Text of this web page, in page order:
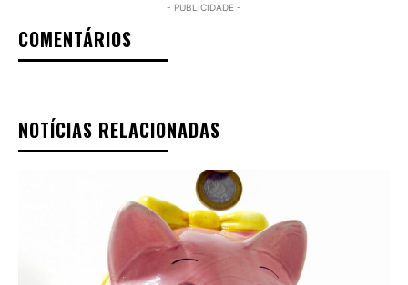
- PUBLICIDADE -
COMENTÁRIOS
NOTÍCIAS RELACIONADAS